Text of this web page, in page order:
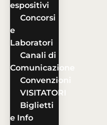
espositivi
Concorsi
e
Laboratori
Canali di
Comunicazione
Convenzioni
VISITATORI
Biglietti
e Info